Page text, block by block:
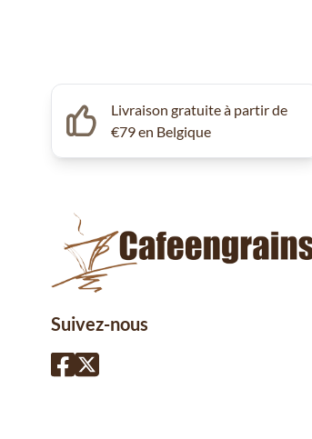
Livraison gratuite à partir de
€79 en Belgique
Suivez-nous